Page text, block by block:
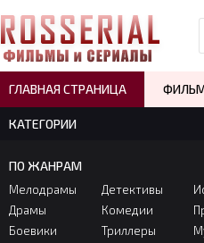
КАТЕГОРИИ
ПО ЖАНРАМ
Мелодрамы
Драмы
Боевики
Детективы
Комедии
Триллеры
ГЛАВНАЯ СТРАНИЦА